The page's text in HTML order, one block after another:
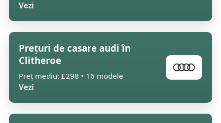
Vezi
Prețuri de casare audi în
Clitheroe
Preț mediu: £298 • 16 modele
Vezi